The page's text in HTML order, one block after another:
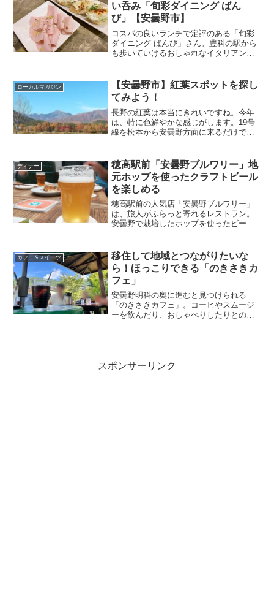
い呑み「旬彩ダイニング ばん
び」【安曇野市】
コスパの良いランチで定評のある「旬彩
ダイニング ばんび」さん。豊科の駅から
も歩いていけるおしゃれなイタリアンダ
す。今回は、「旬彩ダイニング ばんび」
を紹介します。
ローカルマガジン
【安曇野市】紅葉スポットを探し
てみよう！
長野の紅葉は本当にきれいですね。今年
は、特に色鮮やかな感じがします。19号
線を松本から安曇野方面に来るだけでも
ディナー
穂高駅前「安曇野ブルワリー」地
元ホップを使ったクラフトビール
を楽しめる
穂高駅前の人気店「安曇野ブルワリー」
は、旅人がふらっと寄れるレストラン。
安曇野で栽培したホップを使ったビール
る人が後を絶たないお店。外で立ち飲み
もできるので、電車の待ち...
カフェ＆スイーツ
移住して地域とつながりたいな
ら！ほっこりできる「のきさきカ
フェ」
安曇野明科の奥に進むと見つけられる
「のきさきカフェ」。コーヒやスムージ
ーを飲んだり、おしゃべりしたりとのん
スポンサーリンク